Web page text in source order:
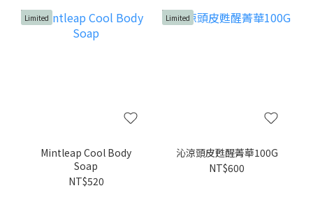
Limited
Mintleap Cool Body
Soap
NT$520
Limited
沁涼頭皮甦醒菁華100G
NT$600